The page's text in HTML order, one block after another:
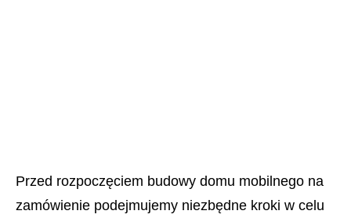
Przed rozpoczęciem budowy domu mobilnego na
zamówienie podejmujemy niezbędne kroki w celu